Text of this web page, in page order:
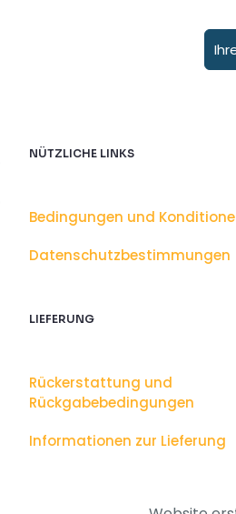
NÜTZLICHE LINKS
Bedingungen und
Datenschutzbestimmungen
LIEFERUNG
Rückerstattung und
Rückgabebedingungen
Informationen zur Lieferung